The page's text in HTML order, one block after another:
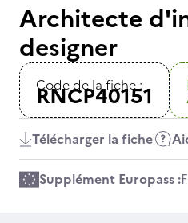
Architecte
designer
Code de la fiche :
RNCP40151
Télécharger la fiche
Supplément Europass :